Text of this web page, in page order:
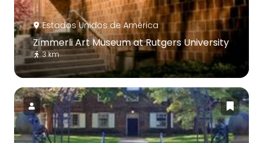
Estados Unidos de América
Zimmerli Art Museum at Rutgers University
3 km